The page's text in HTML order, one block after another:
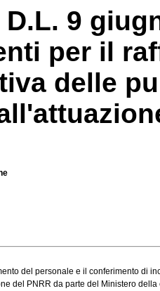
D.L. 9
per il
delle
del personale e il conferimento di
del PNRR da parte del Ministero della